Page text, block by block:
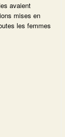
avaient
mises en
les femmes